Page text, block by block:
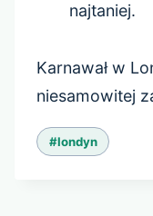
najtaniej.
Karnawał w
niesamowitej
Tagi
wpisu:
#londyn